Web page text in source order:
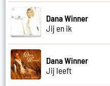
Dana Winner
Jij en ik
Dana Winner
Jij leeft